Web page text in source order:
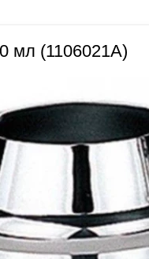
мл (1106021A)